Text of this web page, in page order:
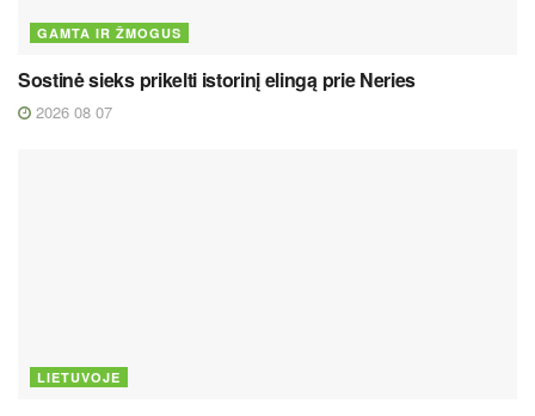
GAMTA IR ŽMOGUS
Sostinė sieks prikelti istorinį elingą prie Neries
2026 08 07
LIETUVOJE